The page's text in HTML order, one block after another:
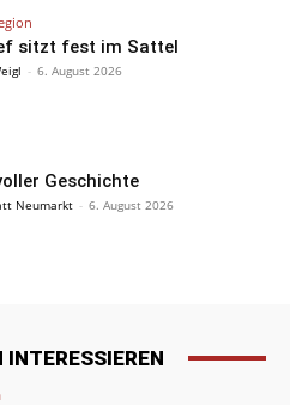
sitzt fest im Sattel
- 6. August 2026
Geschichte
Neumarkt - 6. August 2026